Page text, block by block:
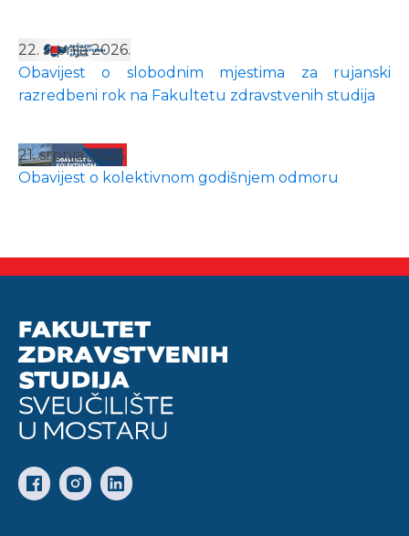
22. srpnja 2026.
Obavijest o slobodnim mjestima za rujanski
razredbeni rok na Fakultetu zdravstvenih studija
21. srpnja 2026.
Obavijest o kolektivnom godišnjem odmoru